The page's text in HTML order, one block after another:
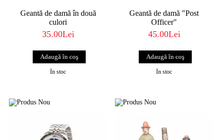
Geantă de damă în două
culori
35.00Lei
În stoc
Geantă de damă "Post
Officer"
45.00Lei
În stoc